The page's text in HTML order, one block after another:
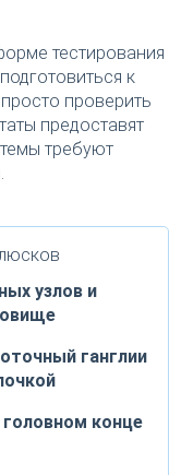
тестирования
к
проверить
предоставят
требуют
узлов и
ганглии
конце